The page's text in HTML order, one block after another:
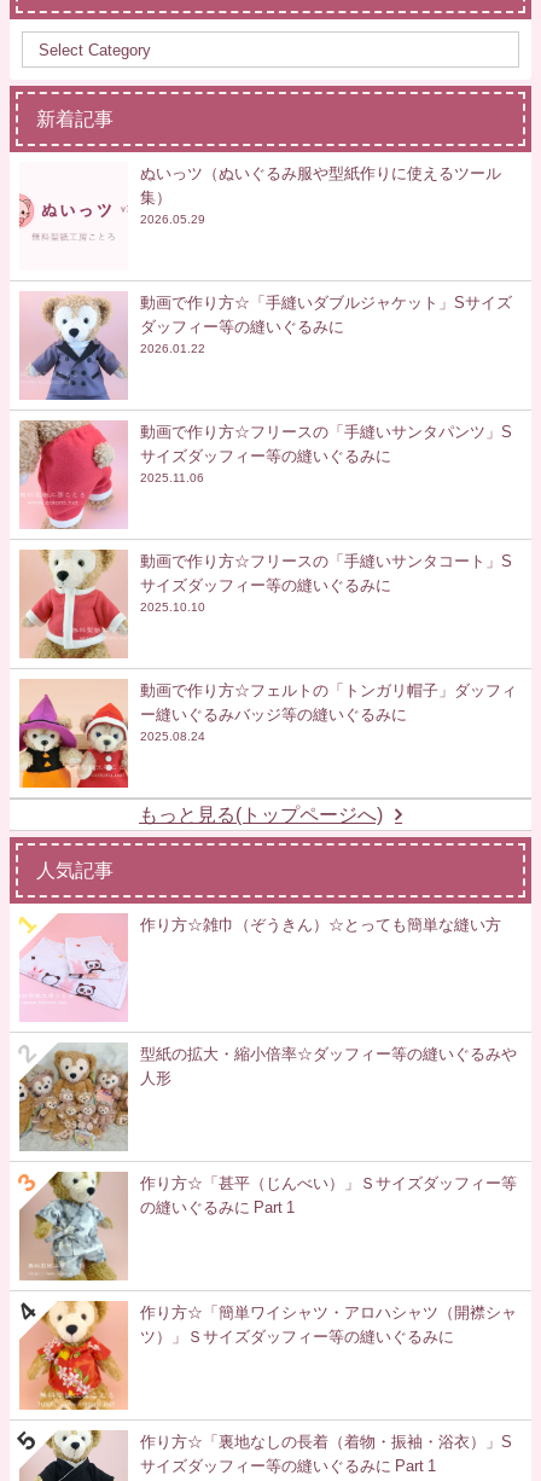
新着記事
ぬいっツ（ぬいぐるみ服や型紙作りに使えるツール
集）
2026.05.29
動画で作り方☆「手縫いダブルジャケット」Sサイズ
ダッフィー等の縫いぐるみに
2026.01.22
動画で作り方☆フリースの「手縫いサンタパンツ」S
サイズダッフィー等の縫いぐるみに
2025.11.06
動画で作り方☆フリースの「手縫いサンタコート」S
サイズダッフィー等の縫いぐるみに
2025.10.10
動画で作り方☆フェルトの「トンガリ帽子」ダッフィ
ー縫いぐるみバッジ等の縫いぐるみに
2025.08.24
もっと見る(トップページへ)
人気記事
作り方☆雑巾（ぞうきん）☆とっても簡単な縫い方
型紙の拡大・縮小倍率☆ダッフィー等の縫いぐるみや
人形
作り方☆「甚平（じんべい）」Ｓサイズダッフィー等
の縫いぐるみに Part 1
作り方☆「簡単ワイシャツ・アロハシャツ（開襟シャ
ツ）」Ｓサイズダッフィー等の縫いぐるみに
作り方☆「裏地なしの長着（着物・振袖・浴衣）」S
サイズダッフィー等の縫いぐるみに Part 1